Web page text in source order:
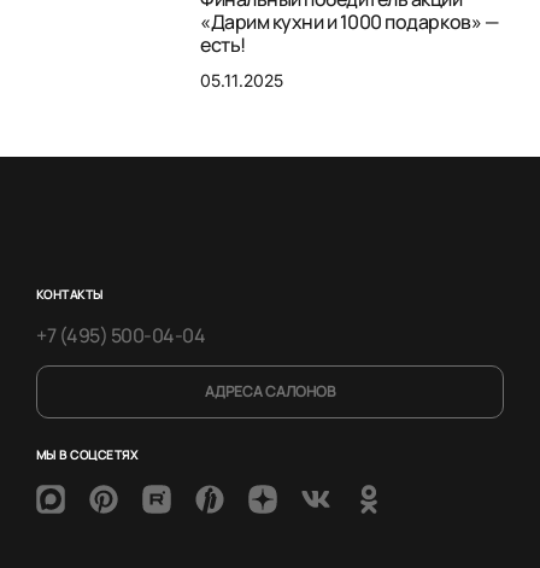
«Дарим кухни и 1000 подарков» —
есть!
05.11.2025
КОНТАКТЫ
+7 (495) 500-04-04
АДРЕСА САЛОНОВ
МЫ В СОЦСЕТЯХ